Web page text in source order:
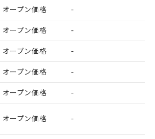
オープン価格 -
オープン価格 -
準端子形, Ag合金（Cdフリー材）, コイル
オープン価格 -
準端子形, Ag合金（Cdフリー材）, コイル
オープン価格 -
端子形, Ag合金（Cdフリー材）, コイル
オープン価格 -
オープン価格 -